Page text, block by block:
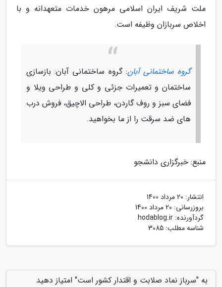
ملت شریف ایران اسلامی مرهون خدمات متعهدانه و با
اخلاص سربازان وظیفه است.
گروه ساختمانی آبان: گروه ساختمانی آبان: بازسازی
ساختمان و تعمیرات جزئی و کلی و طراحی ویلا و
فضای سبز و روف گاردن، طراحی الاچیق، فروش درب
های ضد سرقت را از ما بخواهید.
منبع: خبرگزاری دانشجو
انتشار: 20 مرداد 1400
بروزرسانی: 20 مرداد 1400
گردآورنده: hodablog.ir
شناسه مطلب: 3085
به "سرباز نماد صلابت و اقتدار کشور است" امتیاز دهید